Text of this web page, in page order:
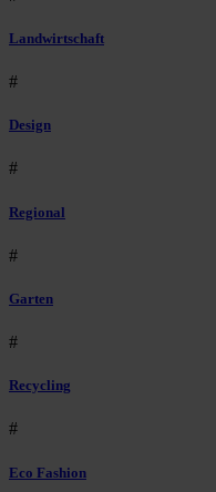
Landwirtschaft
#
Design
#
Regional
#
Garten
#
Recycling
#
Eco Fashion